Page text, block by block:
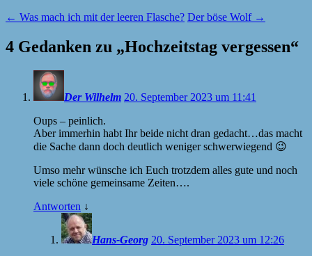
← Was mach ich mit der leeren Flasche? Der böse Wolf →
4 Gedanken zu „Hochzeitstag vergessen“
Der Wilhelm 20. September 2023 um 11:41
Oups – peinlich.
Aber immerhin habt Ihr beide nicht dran gedacht…das macht
die Sache dann doch deutlich weniger schwerwiegend 😉
Umso mehr wünsche ich Euch trotzdem alles gute und noch
viele schöne gemeinsame Zeiten….
Antworten ↓
Hans-Georg 20. September 2023 um 12:26